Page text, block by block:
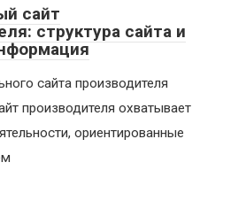
сайт
структура сайта и
сайта производителя
производителя охватывает
ориентированные